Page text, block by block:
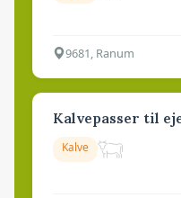
9681, Ranum
Kalvepasser til
Kalve